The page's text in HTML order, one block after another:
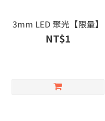
3mm LED 聚光【限量】
NT$1